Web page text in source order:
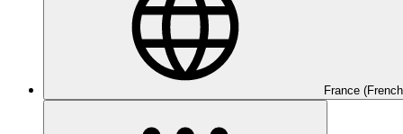
France